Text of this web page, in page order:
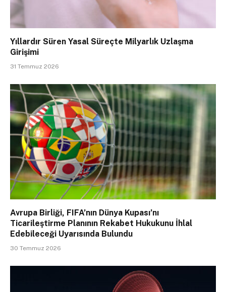
Yıllardır Süren Yasal Süreçte Milyarlık Uzlaşma
Girişimi
31 Temmuz 2026
Avrupa Birliği, FIFA’nın Dünya Kupası’nı
Ticarileştirme Planının Rekabet Hukukunu İhlal
Edebileceği Uyarısında Bulundu
30 Temmuz 2026